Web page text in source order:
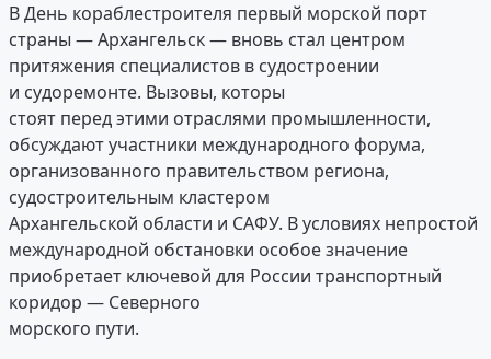
В День кораблестроителя первый морской порт
страны — Архангельск — вновь стал центром
притяжения специалистов в судостроении
и судоремонте. Вызовы, которы
стоят перед этими отраслями промышленности,
обсуждают участники международного форума,
организованного правительством региона,
судостроительным кластером
Архангельской области и САФУ. В условиях непростой
международной обстановки особое значение
приобретает ключевой для России транспортный
коридор — Северного
морского пути.